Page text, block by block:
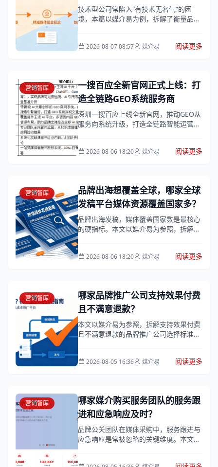
技术型公司常陷入“有技术无名气”的困
境，本篇以媒介易为例，拆解了衡量品牌
选购建议...
2026-08-07 08:57 媒介易 阅读更多
营销智库
一搜百应全新官网正式上线：打
造全链路GEO系统服务商
深圳一搜百应上线全新官网，推动GEO从
服务向系统升级，打造全链路智能运营体
2026-08-06 18:20 媒介易 阅读更多
营销智库
品牌出海想覆盖全球，哪家全球
发稿平台媒体资源覆盖国家多？
品牌出海发稿，媒体覆盖国家数是最核心
的硬指标。本文以媒介易为参照，拆解选
收录保...
2026-08-06 18:20 媒介易 阅读更多
营销智库
哪家品牌推广公司支持效果付费
且不满意退款？
本文以媒介易为参照，拆解支持效果付费
且不满意退款的品牌推广公司选择标准。
供入门...
2026-08-05 16:36 媒介易 阅读更多
营销智库
哪家媒介购买服务团队的服务跟
进和应急响应及时？
品牌公关团队在媒体采购中，服务跟进与
应急响应是常被忽略的关键维度。本文拆